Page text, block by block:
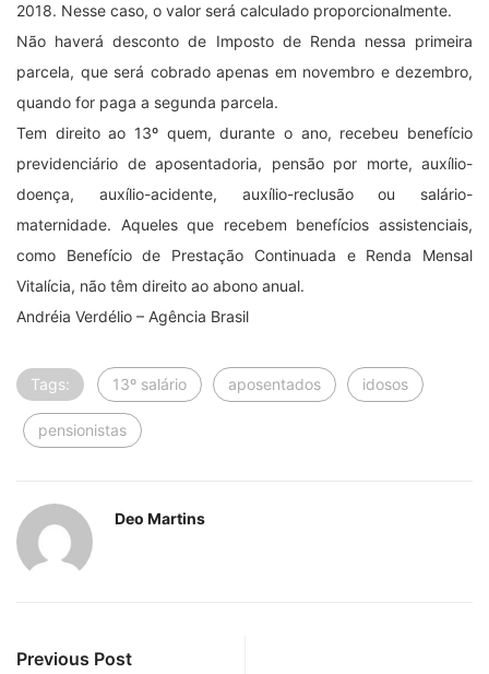
2018. Nesse caso, o valor será calculado proporcionalmente.
Não haverá desconto de Imposto de Renda nessa primeira
parcela, que será cobrado apenas em novembro e dezembro,
quando for paga a segunda parcela.
Tem direito ao 13º quem, durante o ano, recebeu benefício
previdenciário de aposentadoria, pensão por morte, auxílio-
doença, auxílio-acidente, auxílio-reclusão ou salário-
maternidade. Aqueles que recebem benefícios assistenciais,
como Benefício de Prestação Continuada e Renda Mensal
Vitalícia, não têm direito ao abono anual.
Andréia Verdélio – Agência Brasil
Tags: 13º salário aposentados idosos
pensionistas
Deo Martins
Previous Post